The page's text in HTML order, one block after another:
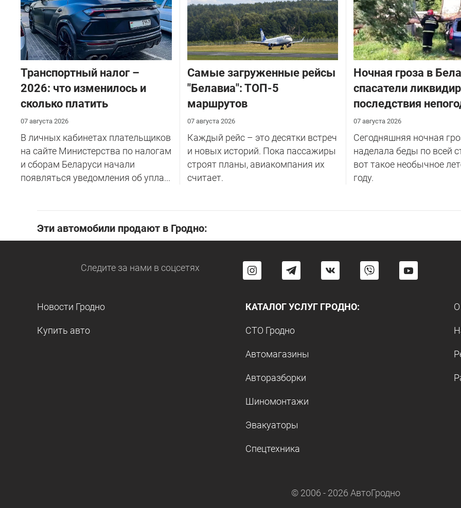
у...
Транспортный налог –
2026: что изменилось и
сколько платить
07 августа 2026
В личных кабинетах плательщиков
на сайте Министерства по налогам
и сборам Беларуси начали
появляться уведомления об упла...
Самые загруженные рейсы
"Белавиа": ТОП-5
маршрутов
07 августа 2026
Каждый рейс – это десятки встреч
и новых историй. Пока пассажиры
строят планы, авиакомпания их
считает.
Ночная гроза в
спасатели
последствия
07 августа 2026
Сегодняшняя ночная
наделала беды по всей
вот такое необычное
году.
Эти автомобили продают в Гродно:
Следите за нами в соцсетях
Новости Гродно
Купить авто
КАТАЛОГ УСЛУГ ГРОДНО:
СТО Гродно
Автомагазины
Авторазборки
Шиномонтажи
Эвакуаторы
Спецтехника
© 2006 - 2026 АвтоГродно